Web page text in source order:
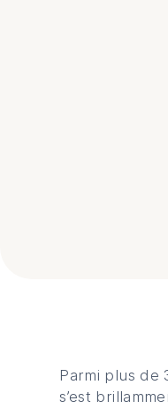
Description
Parmi plus de
s’est